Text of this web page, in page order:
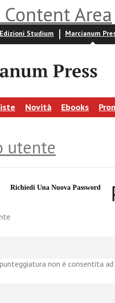
Area
Edizioni Studium Marcianum
Novità Ebooks
utente
Richiedi Una Nuova Password
non è consentita